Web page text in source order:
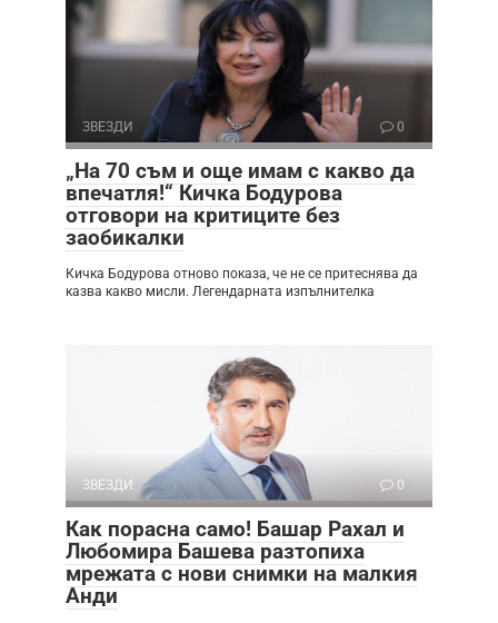
ЗВЕЗДИ 0
„На 70 съм и още имам с какво да
впечатля!“ Кичка Бодурова
отговори на критиците без
заобикалки
Кичка Бодурова отново показа, че не се притеснява да
казва какво мисли. Легендарната изпълнителка
ЗВЕЗДИ 0
Как порасна само! Башар Рахал и
Любомира Башева разтопиха
мрежата с нови снимки на малкия
Анди